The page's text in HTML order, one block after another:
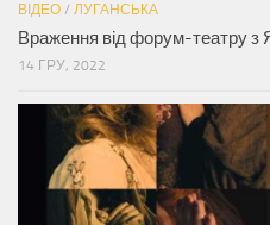
ВІДЕО / ЛУГАНСЬКА
Враження від форум-театру
14 ГРУ, 2022